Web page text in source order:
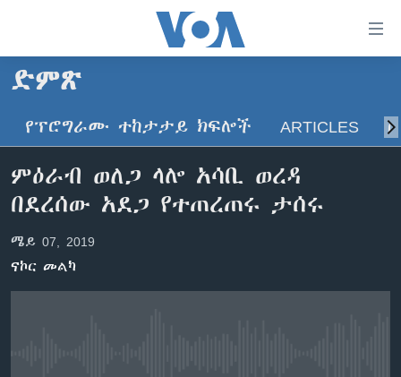
ማገናኛዎች
ዋናው
ይዘት
ወደ
ዋናው
እለፍ
ወደ
ዋናው
ዜና
ኢትዮጵያ
ኑሮ በጤንነት
ክምችት
ድምጽ
የፕሮግራሙ ተከታታይ ክፍሎች ARTICLES
ምዕራብ ወለጋ ላሎ አሳቢ ወረዳ
በደረሰው አደጋ የተጠረጠሩ ታሰሩ
ሜይ 07, 2019
ናኮር መልካ